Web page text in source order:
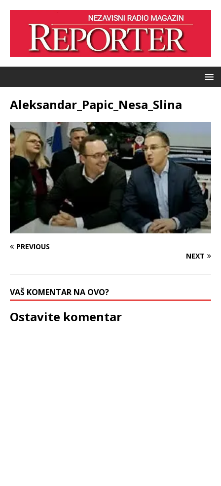
Aleksandar_Papic_Nesa_Slina
PREVIOUS
NEXT
VAŠ KOMENTAR NA OVO?
Ostavite komentar